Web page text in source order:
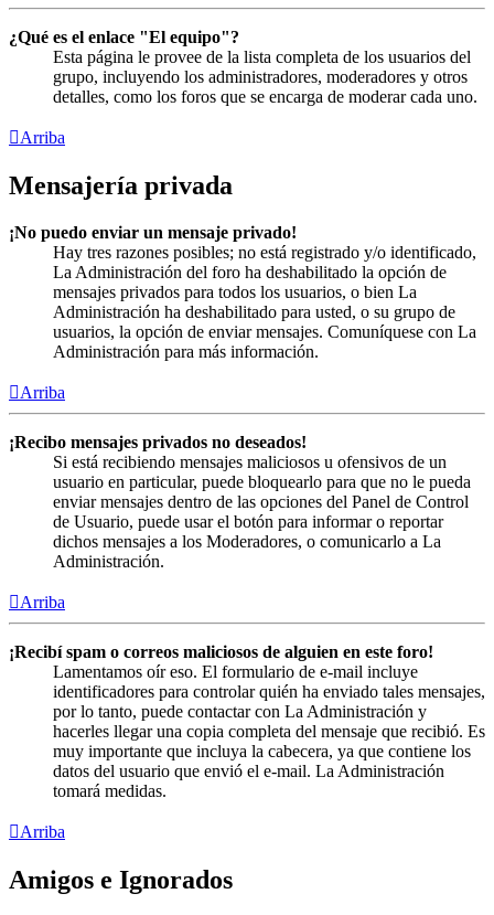
¿Qué es el enlace "El equipo"?
Esta página le provee de la lista completa de los usuarios del
grupo, incluyendo los administradores, moderadores y otros
detalles, como los foros que se encarga de moderar cada uno.
Arriba
Mensajería privada
¡No puedo enviar un mensaje privado!
Hay tres razones posibles; no está registrado y/o identificado,
La Administración del foro ha deshabilitado la opción de
mensajes privados para todos los usuarios, o bien La
Administración ha deshabilitado para usted, o su grupo de
usuarios, la opción de enviar mensajes. Comuníquese con La
Administración para más información.
Arriba
¡Recibo mensajes privados no deseados!
Si está recibiendo mensajes maliciosos u ofensivos de un
usuario en particular, puede bloquearlo para que no le pueda
enviar mensajes dentro de las opciones del Panel de Control
de Usuario, puede usar el botón para informar o reportar
dichos mensajes a los Moderadores, o comunicarlo a La
Administración.
Arriba
¡Recibí spam o correos maliciosos de alguien en este foro!
Lamentamos oír eso. El formulario de e-mail incluye
identificadores para controlar quién ha enviado tales mensajes,
por lo tanto, puede contactar con La Administración y
hacerles llegar una copia completa del mensaje que recibió. Es
muy importante que incluya la cabecera, ya que contiene los
datos del usuario que envió el e-mail. La Administración
tomará medidas.
Arriba
Amigos e Ignorados